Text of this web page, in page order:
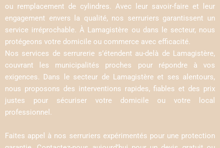
ou remplacement de cylindres. Avec leur savoir-faire et leur
engagement envers la qualité, nos serruriers garantissent un
service irréprochable. À Lamagistère ou dans le secteur, nous
protégeons votre domicile ou commerce avec efficacité.
Nos services de serrurerie s’étendent au-delà de Lamagistère,
couvrant les municipalités proches pour répondre à vos
exigences. Dans le secteur de Lamagistère et ses alentours,
nous proposons des interventions rapides, fiables et des prix
justes pour sécuriser votre domicile ou votre local
professionnel.
Faites appel à nos serruriers expérimentés pour une protection